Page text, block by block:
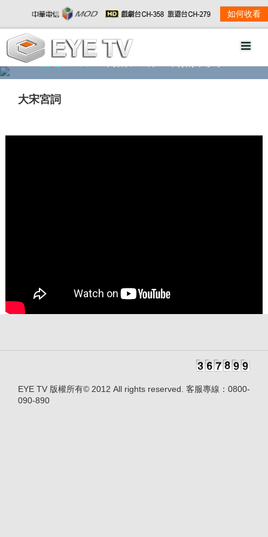
如何收看
精彩影音 劇情大綱
大宋宮詞
EYE TV 版權所有© 2012 All rights reserved. 客服專線：0800-
090-890